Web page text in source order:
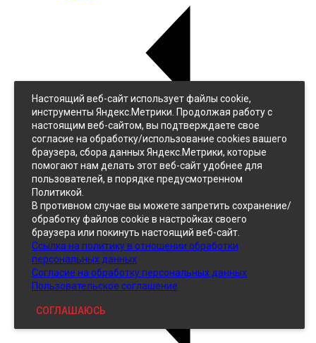
Джинс
Однотонный
Принтованный
Кожзам
Настоящий веб-сайт использует файлы cookie,
инструменты Яндекс.Метрики. Продолжая работу с
настоящим веб-сайтом, вы подтверждаете свое
согласие на обработку/использование cookies вашего
браузера, сбора данных Яндекс.Метрики, которые
помогают нам делать этот веб-сайт удобнее для
пользователей, в порядке предусмотренном
Политикой.
В противном случае вы можете запретить сохранение/
обработку файлов cookie в настройках своего
браузера или покинуть настоящий веб-сайт.
Ссылка на политику в отношении обработки
персональных данных
Согласие на обработку персональных данных
Пользовательское соглашение
СОГЛАШАЮСЬ